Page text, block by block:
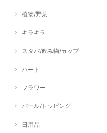
植物/野菜
キラキラ
スタバ/飲み物/カップ
ハート
フラワー
パール/トッピング
日用品